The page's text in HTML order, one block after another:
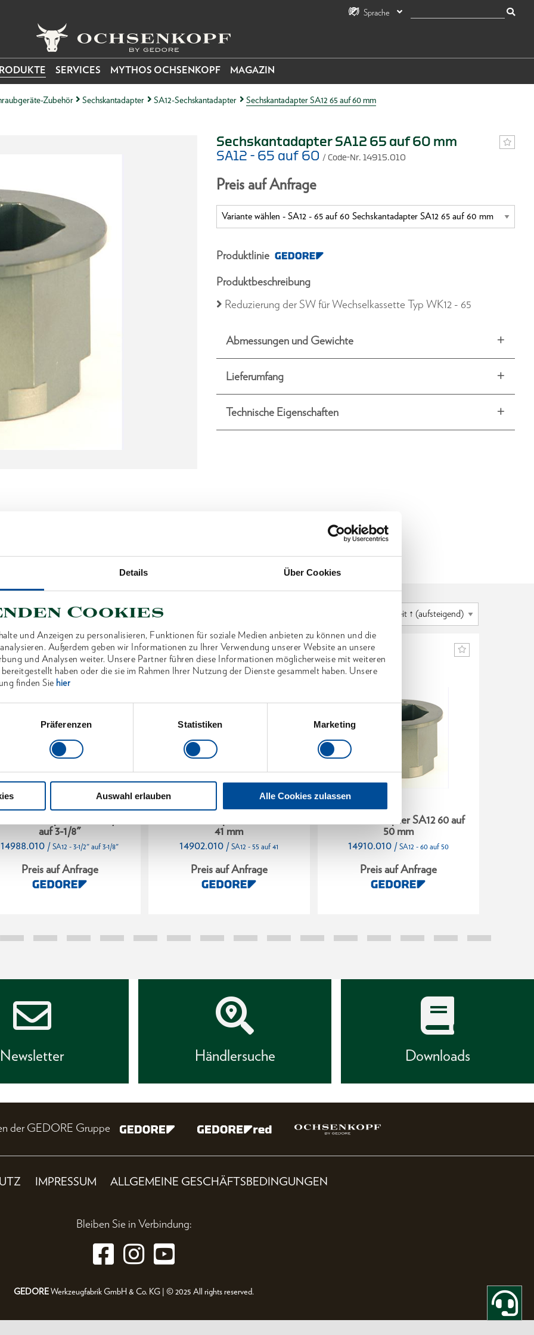
Details Über Cookies
Cookies
und Anzeigen zu personalisieren, Funktionen für soziale Medien anbieten zu können und die
Außerdem geben wir Informationen zu Ihrer Verwendung unserer Website an unsere
und Analysen weiter. Unsere Partner führen diese Informationen möglicherweise mit weiteren
haben oder die sie im Rahmen Ihrer Nutzung der Dienste gesammelt haben. Unsere
finden Sie hier
Präferenzen Statistiken Marketing
Auswahl erlauben Alle Cookies zulassen
Sprache
SERVICES MYTHOS OCHSENKOPF MAGAZIN
Zubehör Sechskantadapter SA12-Sechskantadapter Sechskantadapter SA12 65 auf 60 mm
Sechskantadapter SA12 65 auf 60 mm
SA12 - 65 auf 60 / Code-Nr. 14915.010
Preis auf Anfrage
Produktlinie
Produktbeschreibung
Reduzierung der SW für Wechselkassette Typ WK12 - 65
Abmessungen und Gewichte
Lieferumfang
Technische Eigenschaften
auf 3-1/8"
14988.010 / SA12 - 3-1/2" auf 3-1/8"
Preis auf Anfrage
41 mm
14902.010 / SA12 - 55 auf 41
Preis auf Anfrage
Sechskantadapter SA12 60 auf
50 mm
14910.010 / SA12 - 60 auf 50
Preis auf Anfrage
Newsletter Händlersuche Downloads
der GEDORE Gruppe
IMPRESSUM ALLGEMEINE GESCHÄFTSBEDINGUNGEN
Bleiben Sie in Verbindung:
GEDOREWerkzeugfabrik GmbH & Co. KG | © 2025 All rights reserved.